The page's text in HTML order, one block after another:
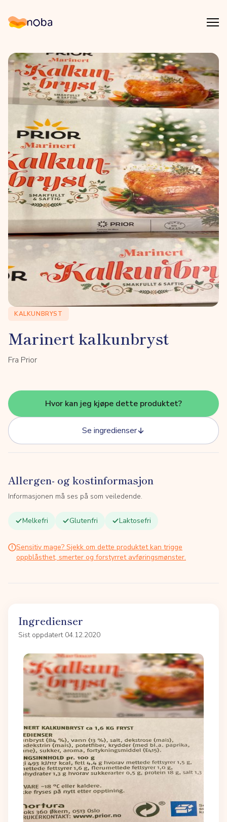
Noba
KALKUNBRYST
Marinert kalkunbryst
Fra Prior
Hvor kan jeg kjøpe dette produktet?
Se ingredienser
Allergen- og kostinformasjon
Informasjonen må ses på som veiledende.
Melkefri Glutenfri Laktosefri
Sensitiv mage? Sjekk om dette produktet kan trigge
oppblåsthet, smerter og forstyrret avføringsmønster.
Ingredienser
Sist oppdatert 04.12.2020